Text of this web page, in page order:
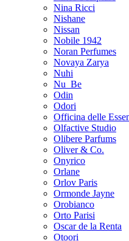
Nina Ricci
Nishane
Nissan
Nobile 1942
Noran Perfumes
Novaya Zarya
Nuhi
Nu_Be
Odin
Odori
Officina delle
Olfactive Studio
Olibere Parfums
Oliver & Co.
Onyrico
Orlane
Orlov Paris
Ormonde Jayne
Orobianco
Orto Parisi
Oscar de la Renta
Otoori